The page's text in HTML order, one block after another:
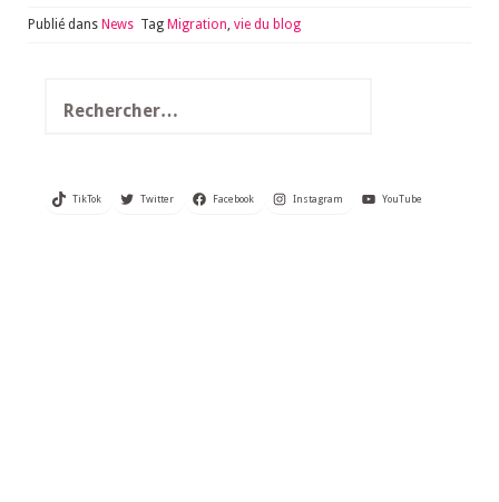
Publié dans News Tag Migration vie du blog
TikTok Twitter Facebook Instagram YouTube